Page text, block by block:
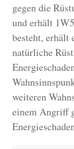
gegen die
und erhält
besteht, erhält
natürliche
weiteren
einem Angriff